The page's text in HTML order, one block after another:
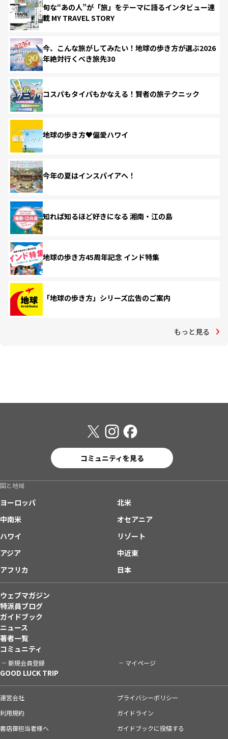
旬な“あの人”が「旅」をテーマに語るインタビュー連
載 MY TRAVEL STORY
今、こんな旅がしてみたい！地球の歩き方が選ぶ2026
年絶対行くべき旅先30
コスパもタイパもかなえる！賢者の旅テクニック
地球の歩き方♥偏愛ハワイ
今年の夏はインスパイアへ！
知れば知るほど好きになる 湘南・江の島
地球の歩き方45周年記念 インド特集
「地球の歩き方」シリーズ広告のご案内
もっと見る
コミュニティを見る
国と地域
ヨーロッパ
北米
中南米
オセアニア
ハワイ
リゾート
アジア
中近東
アフリカ
日本
ウェブマガジン
特派員ブログ
ガイドブック
ニュース
著者一覧
コミュニティ
新規会員登録 マイページ
GOOD LUCK TRIP
運営会社
プライバシーポリシー
利用規約
ガイドライン
書店御担当者様へ
ガイドブックに投稿する